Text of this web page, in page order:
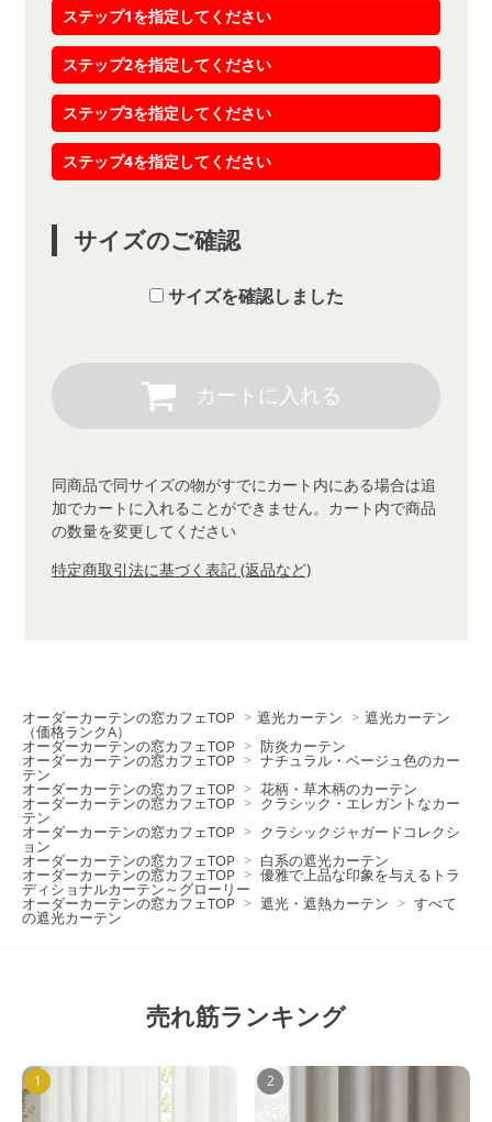
ステップ1を指定してください
ステップ2を指定してください
ステップ3を指定してください
ステップ4を指定してください
サイズのご確認
サイズを確認しました
同商品で同サイズの物がすでにカート内にある場合は追
加でカートに入れることができません。カート内で商品
の数量を変更してください
特定商取引法に基づく表記 (返品など)
オーダーカーテンの窓カフェTOP > 遮光カーテン > 遮光カーテン
（価格ランクA）
オーダーカーテンの窓カフェTOP > 防炎カーテン
オーダーカーテンの窓カフェTOP > ナチュラル・ベージュ色のカー
テン
オーダーカーテンの窓カフェTOP > 花柄・草木柄のカーテン
オーダーカーテンの窓カフェTOP > クラシック・エレガントなカー
テン
オーダーカーテンの窓カフェTOP > クラシックジャガードコレクシ
ョン
オーダーカーテンの窓カフェTOP > 白系の遮光カーテン
オーダーカーテンの窓カフェTOP > 優雅で上品な印象を与えるトラ
ディショナルカーテン～グローリー
オーダーカーテンの窓カフェTOP > 遮光・遮熱カーテン > すべて
の遮光カーテン
売れ筋ランキング
1 2